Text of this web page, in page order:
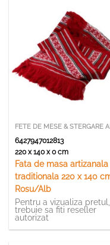
6427947012813
220 x 140 x 0 cm
Fata de masa artizanala
traditionala 220 x 140 cm
Rosu/Alb
Pentru a vizualiza pretul,
trebuie sa fiti reseller
autorizat